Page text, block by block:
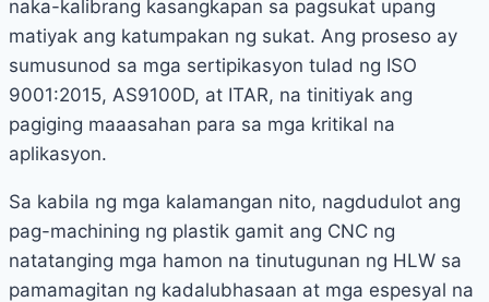
naka-kalibrang kasangkapan sa pagsukat upang
matiyak ang katumpakan ng sukat. Ang proseso ay
sumusunod sa mga sertipikasyon tulad ng ISO
9001:2015, AS9100D, at ITAR, na tinitiyak ang
pagiging maaasahan para sa mga kritikal na
aplikasyon.
Sa kabila ng mga kalamangan nito, nagdudulot ang
pag-machining ng plastik gamit ang CNC ng
natatanging mga hamon na tinutugunan ng HLW sa
pamamagitan ng kadalubhasaan at mga espesyal na